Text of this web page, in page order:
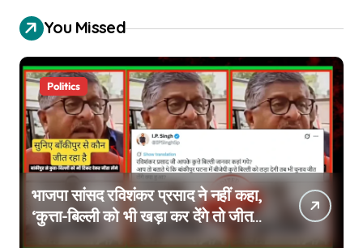
You Missed
Politics
भाजपा सांसद रविशंकर प्रसाद ने नहीं कहा,
‘कुत्ता-बिल्ली को भी खड़ा कर देंगे तो जीत
जाएंगे’, वायरल वीडियो एडिटेड है